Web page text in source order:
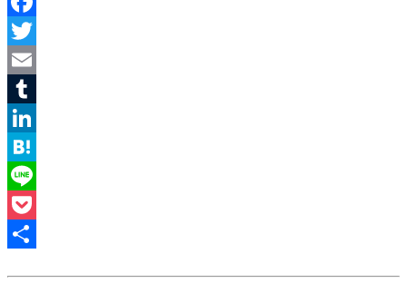
Facebook
Twitter
Email
Tumblr
LinkedIn
Hatena
Line
Pocket